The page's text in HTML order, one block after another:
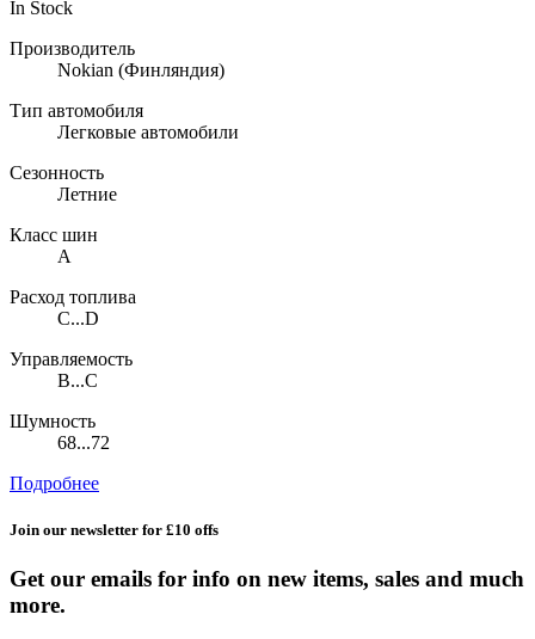
In Stock
Производитель
Nokian (Финляндия)
Тип автомобиля
Легковые автомобили
Сезонность
Летние
Класс шин
A
Расход топлива
C...D
Управляемость
B...C
Шумность
68...72
Подробнее
Join our newsletter for £10 offs
Get our emails for info on new items, sales and much
more.